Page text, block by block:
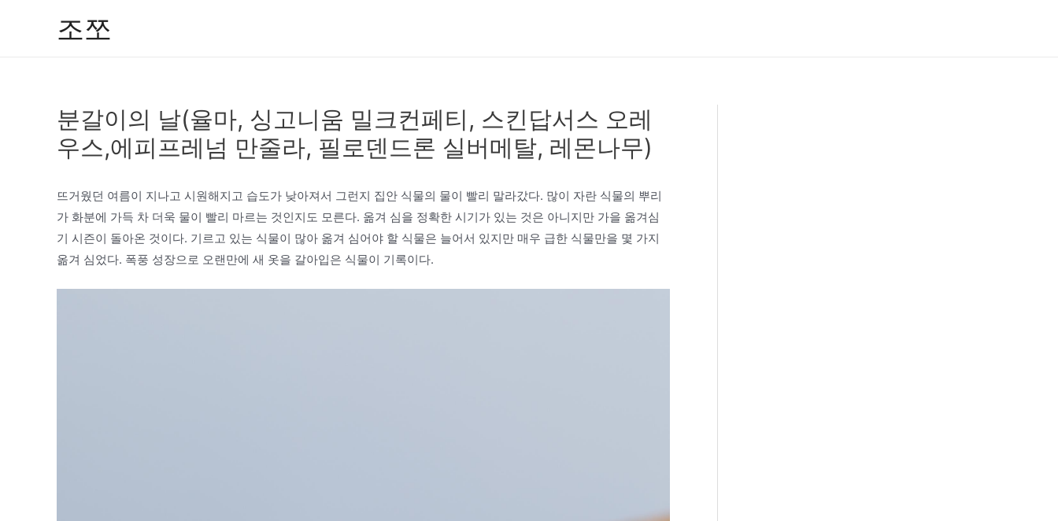
조쪼
분갈이의 날(율마, 싱고니움 밀크컨페티, 스킨답서스 오레
우스,에피프레넘 만줄라, 필로덴드론 실버메탈, 레몬나무)
뜨거웠던 여름이 지나고 시원해지고 습도가 낮아져서 그런지 집안 식물의 물이 빨리 말라갔다. 많이 자란 식물의 뿌리
가 화분에 가득 차 더욱 물이 빨리 마르는 것인지도 모른다. 옮겨 심을 정확한 시기가 있는 것은 아니지만 가을 옮겨심
기 시즌이 돌아온 것이다. 기르고 있는 식물이 많아 옮겨 심어야 할 식물은 늘어서 있지만 매우 급한 식물만을 몇 가지
옮겨 심었다. 폭풍 성장으로 오랜만에 새 옷을 갈아입은 식물이 기록이다.